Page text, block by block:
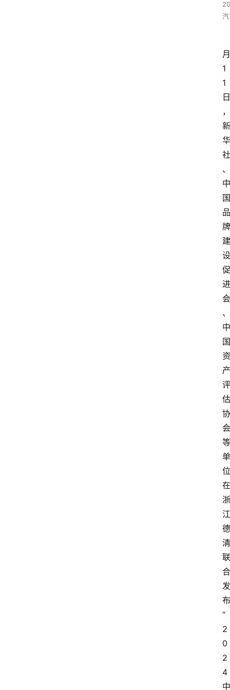
月
1
1
日
，
新
华
社
、
中
国
品
牌
建
设
促
进
会
、
中
国
资
产
评
估
协
会
等
单
位
在
浙
江
德
清
联
合
发
布
“
2
0
2
4
中